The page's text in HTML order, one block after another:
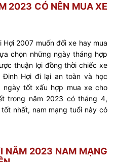
2023 CÓ NÊN MUA XE
2007 muốn đổi xe hay mua
chọn những ngày tháng hợp
thuận lợi đồng thời chiếc xe
Hợi đi lại an toàn và học
ngày tốt xấu hợp mua xe cho
trong năm 2023 có tháng 4,
nhất, nam mạng tuổi này có
NĂM 2023 NAM MẠNG